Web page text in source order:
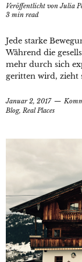
Veröffentlicht vonJulia
3 min read
Jede starke
Während die
mehr durch sich
geritten wird, zieht
Januar 2, 2017
Blog, Real Places